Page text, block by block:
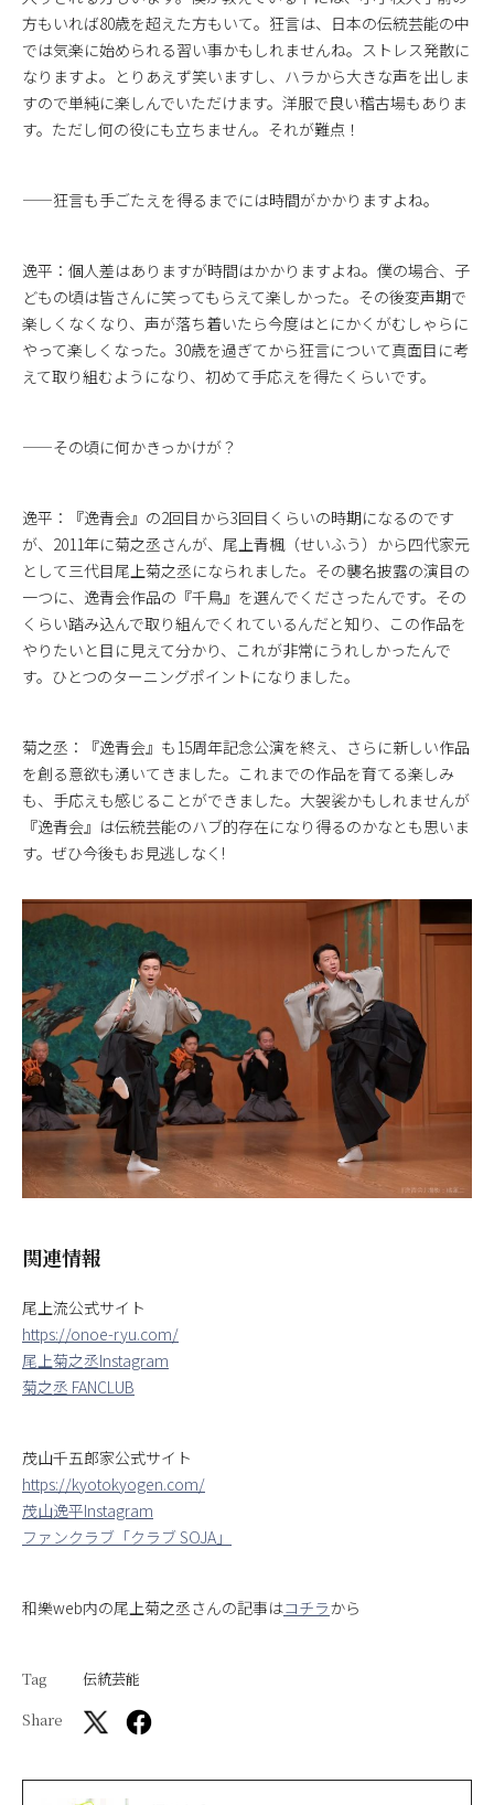
方もいれば80歳を超えた方もいて。狂言は、日本の伝統芸能の中
では気楽に始められる習い事かもしれませんね。ストレス発散に
なりますよ。とりあえず笑いますし、ハラから大きな声を出しま
すので単純に楽しんでいただけます。洋服で良い稽古場もありま
す。ただし何の役にも立ちません。それが難点！
——狂言も手ごたえを得るまでには時間がかかりますよね。
逸平：個人差はありますが時間はかかりますよね。僕の場合、子
どもの頃は皆さんに笑ってもらえて楽しかった。その後変声期で
楽しくなくなり、声が落ち着いたら今度はとにかくがむしゃらに
やって楽しくなった。30歳を過ぎてから狂言について真面目に考
えて取り組むようになり、初めて手応えを得たくらいです。
——その頃に何かきっかけが？
逸平：『逸青会』の2回目から3回目くらいの時期になるのです
が、2011年に菊之丞さんが、尾上青楓（せいふう）から四代家元
として三代目尾上菊之丞になられました。その襲名披露の演目の
一つに、逸青会作品の『千鳥』を選んでくださったんです。その
くらい踏み込んで取り組んでくれているんだと知り、この作品を
やりたいと目に見えて分かり、これが非常にうれしかったんで
す。ひとつのターニングポイントになりました。
菊之丞：『逸青会』も15周年記念公演を終え、さらに新しい作品
を創る意欲も湧いてきました。これまでの作品を育てる楽しみ
も、手応えも感じることができました。大袈裟かもしれませんが
『逸青会』は伝統芸能のハブ的存在になり得るのかなとも思いま
す。ぜひ今後もお見逃しなく!
関連情報
尾上流公式サイト
https://onoe-ryu.com/
尾上菊之丞Instagram
菊之丞 FANCLUB
茂山千五郎家公式サイト
https://kyotokyogen.com/
茂山逸平Instagram
ファンクラブ「クラブ SOJA」
和樂web内の尾上菊之丞さんの記事はコチラから
Tag
伝統芸能
Share